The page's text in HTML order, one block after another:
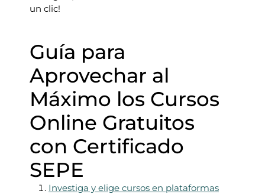
un clic!
Guía para
Aprovechar al
Máximo los Cursos
Online Gratuitos
con Certificado
SEPE
Investiga y elige cursos en plataformas